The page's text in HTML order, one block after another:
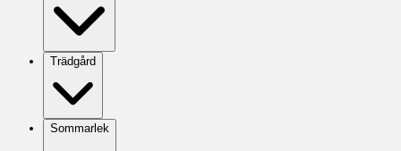
Trädgård
Sommarlek